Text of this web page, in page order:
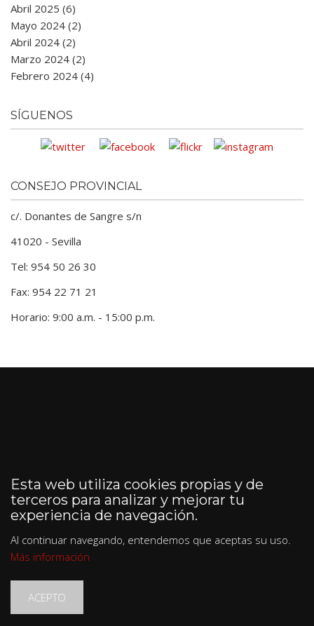
Abril 2025 (6)
Mayo 2024 (2)
Abril 2024 (2)
Marzo 2024 (2)
Febrero 2024 (4)
SÍGUENOS
CONSEJO PROVINCIAL
c/. Donantes de Sangre s/n
41020 - Sevilla
Tel: 954 50 26 30
Fax: 954 22 71 21
Horario: 9:00 a.m. - 15:00 p.m.
Esta web utiliza cookies propias y de
terceros para analizar y mejorar tu
experiencia de navegación.
Al continuar navegando, entendemos que aceptas su uso.
Más información
ACEPTO